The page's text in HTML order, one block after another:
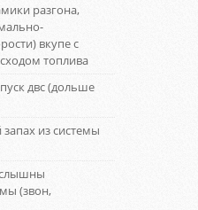
разгона,
вкупе с
топлива
двс (дольше
из системы
слышны
(звон,